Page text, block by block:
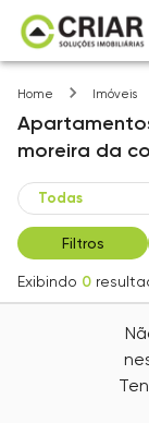
Home Imóveis
moreira da
Filtros
Exibindo 0